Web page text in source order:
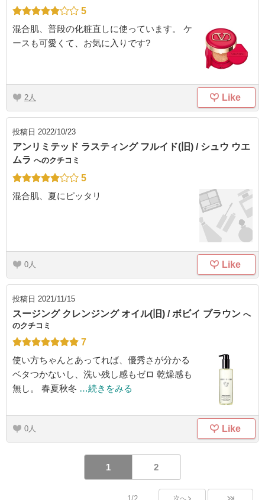
5
混合肌、普段の化粧直しに使っています。 ケ
ースも可愛くて、お気に入りです?
2 Like
投稿日 2022/10/23
アンリミテッド ラスティング フルイド(旧) / シュウ ウエ
ムラ へのクチコミ
5
混合肌、夏にピッタリ
0 Like
投稿日 2021/11/15
スージング クレンジング オイル(旧) / ボビイ ブラウン へ
のクチコミ
7
使い方ちゃんとあってれば、優秀さが分かる
ベタつかないし、洗い残し感もゼロ 乾燥感も
無し。 春夏秋冬 …続きをみる
0 Like
1 2
次へ